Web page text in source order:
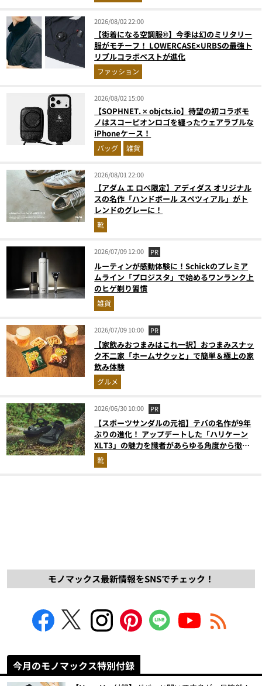
2026/08/02 22:00
【街着になる空調服®】今季は幻のミリタリー
服がモチーフ！ LOWERCASE×URBSの最強ト
リプルコラボベストが進化
ファッション
2026/08/02 15:00
【SOPHNET. × objcts.io】待望の初コラボモ
ノはスコーピオンロゴを纏ったウェアラブルな
iPhoneケース！
バッグ 雑貨
2026/08/01 22:00
【アダム エ ロペ限定】アディダス オリジナル
スの名作「ハンドボール スペツィアル」がト
レンドのグレーに！
靴
2026/07/09 12:00 PR
ルーティンが感動体験に！Schickのプレミア
ムライン「プロジスタ」で始めるワンランク上
のヒゲ剃り習慣
雑貨
2026/07/09 10:00 PR
【家飲みおつまみはこれ一択】おつまみスナッ
ク不二家「ホームサクッと」で簡単＆極上の家
飲み体験
グルメ
2026/06/30 10:00 PR
【スポーツサンダルの元祖】テバの名作が9年
ぶりの進化！ アップデートした「ハリケーン
XLT3」の魅力を識者があらゆる角度から徹底
解説！
靴
モノマックス最新情報をSNSでチェック！
今月のモノマックス特別付録